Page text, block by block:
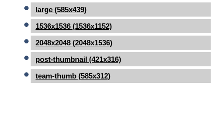
large (585x439)
1536x1536 (1536x1152)
2048x2048 (2048x1536)
post-thumbnail (421x316)
team-thumb (585x312)